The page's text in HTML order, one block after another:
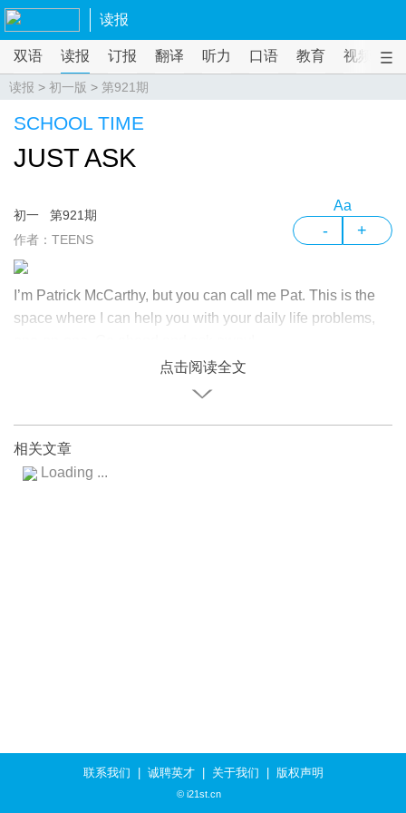
读报
双语 读报 订报 翻译 听力 口语 教育 视频
读报 > 初一版 > 第921期
SCHOOL TIME
JUST ASK
初一
第921期
作者：TEENS
Aa
- +
I’m Patrick McCarthy, but you can call me Pat. This is the
space where I can help you with your daily life problems,
点击阅读全文
相关文章
Loading ...
联系我们 诚聘英才| 关于我们 版权声明
© i21st.cn